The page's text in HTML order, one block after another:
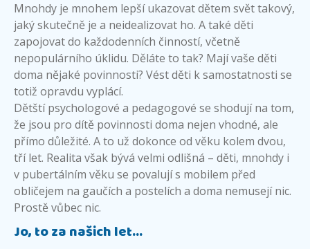
Mnohdy je mnohem lepší ukazovat dětem svět takový,
jaký skutečně je a neidealizovat ho. A také děti
zapojovat do každodenních činností, včetně
nepopulárního úklidu. Děláte to tak? Mají vaše děti
doma nějaké povinnosti? Vést děti k samostatnosti se
totiž opravdu vyplácí.
Dětští psychologové a pedagogové se shodují na tom,
že jsou pro dítě povinnosti doma nejen vhodné, ale
přímo důležité. A to už dokonce od věku kolem dvou,
tří let. Realita však bývá velmi odlišná – děti, mnohdy i
v pubertálním věku se povalují s mobilem před
obličejem na gaučích a postelích a doma nemusejí nic.
Prostě vůbec nic.
Jo, to za našich let…